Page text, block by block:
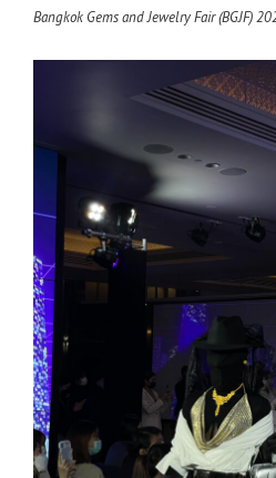
Bangkok Gems and Jewelry Fair (BGJF)